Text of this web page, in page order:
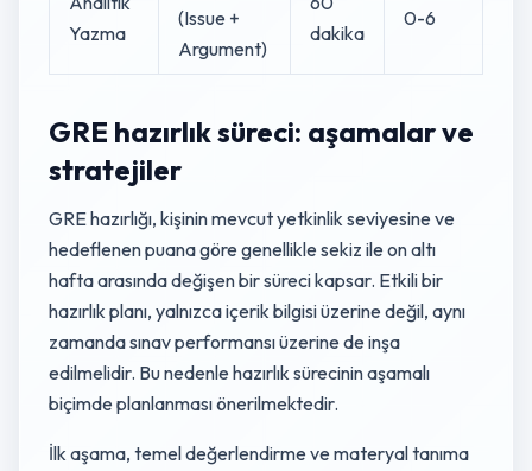
Yazma
(Issue +
Argument)
dakika
0-6
GRE hazırlık süreci: aşamalar ve
stratejiler
GRE hazırlığı, kişinin mevcut yetkinlik seviyesine ve
hedeflenen puana göre genellikle sekiz ile on altı
hafta arasında değişen bir süreci kapsar. Etkili bir
hazırlık planı, yalnızca içerik bilgisi üzerine değil, aynı
zamanda sınav performansı üzerine de inşa
edilmelidir. Bu nedenle hazırlık sürecinin aşamalı
biçimde planlanması önerilmektedir.
İlk aşama, temel değerlendirme ve materyal tanıma